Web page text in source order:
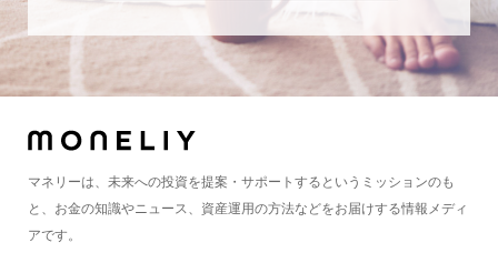
マネリーは、未来への投資を提案・サポートするというミッションのも
と、お金の知識やニュース、資産運用の方法などをお届けする情報メディ
アです。